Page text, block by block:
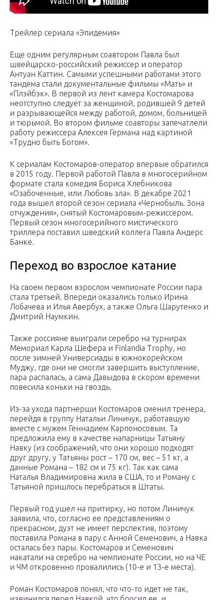
Трейлер сериала «Эпидемия»
Еще одним регулярным соавтором Павла был
швейцарско-российский режиссер и оператор
Антуан Каттин. Самыми успешными работами этого
тандема стали документальные фильмы «Мать» и
«Плэйбэк». В первой из лент камера Костомарова
неотступно следует за женщиной, родившей 9 детей
и разрывающейся между работой, домом, больницей
и тюрьмой. Во втором фильме соавторы запечатлели
работу режиссера Алексея Германа над картиной
«Трудно быть Богом».
К сериалам Костомаров-оператор впервые обратился
в 2015 году. Первой работой Павла в многосерийном
формате стала комедия Бориса Хлебникова
«Озабоченные, или Любовь зла». В декабре 2021
года вышел второй сезон сериала «Чернобыль. Зона
отчуждения», снятый Костомаровым-режиссером.
Первый сезон многосерийного мистического
триллера поставил шведский коллега Павла Андерс
Банке.
Переход во взрослое катание
На своем первом взрослом чемпионате России пара
стала третьей. Впереди оказались только Ирина
Лобачева и Илья Авербух, а также Ольга Шарутенко и
Дмитрий Наумкин.
Также россияне выиграли серебро на турнирах
Мемориал Карла Шефера и Finlandia Trophy, но
после зимней Универсиады в южнокорейском
Муджу, где они не смогли завершить выступление,
пара распалась, а сама Давыдова в скором времени
повесила коньки на гвоздь.
Из-за ухода партнерши Костомаров сменил тренера,
перейдя в группу Натальи Линичук, работавшую
вместе с мужем Геннадием Карпоносовым. Та
предложила ему в качестве напарницы Татьяну
Навку (из соображений, что они хорошо подходят
друг другу, у Татьяны рост – 170 см, вес – 51 кг, а
данные Романа – 182 см и 75 кг). Так как сама
Наталья Владимировна жила в США, то и Роману с
Татьяной пришлось перебраться в Штаты.
Первый год ушел на притирку, но потом Линичук
заявила, что, согласно ее представлениям о
прекрасном, дуэт не имеет перспектив, поэтому
поставила Романа в пару с Анной Семенович, а Навка
осталась без пары. Костомаров и Семенович
накатали на серебро на чемпионате России, но на ЧЕ
и ЧМ откровенно провалились (10-е и 13-е места).
Роман Костомаров понял, что что-то идет не так,